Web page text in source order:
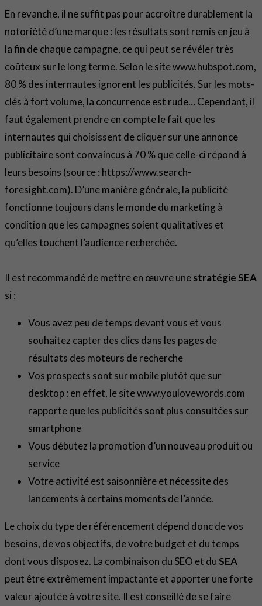
En revanche, il ne suffit pas pour accroître durablement la
notoriété d’une marque : les résultats sont remis en jeu à
la fin de chaque campagne, ce qui peut se révéler très
coûteux sur le long terme. Selon le site www.hubspot.com,
80 % des internautes ignorent les publicités. Sur les mots-
clés à fort volume, la concurrence est rude… Cependant, il
faut également prendre en compte le fait que les
internautes qui choisissent de cliquer sur une annonce
publicitaire sont convaincus à 70 % que celle-ci répond à
leurs besoins (source : https://www.search-
foresight.com). D’une manière générale, la publicité
fonctionne toujours dans le monde du marketing à
condition que les campagnes soient qualitatives et
qu’elles touchent l’audience recherchée.
Il est recommandé de mettre en œuvre unestratégie SEA
si :
Vous avez peu de temps devant vous et vous
souhaitez capter des clics dans les pages de
résultats des moteurs de recherche
Vos prospects sont sur mobile plutôt que sur
desktop : en effet, le site www.youlovewords.com
rapporte que les publicités sont plus consultées sur
smartphone
Vous débutez la promotion d’un nouveau produit ou
service
Votre activité est saisonnière et nécessite des
lancements à certains moments de l’année.
Le choix du type de référencement dépend donc de vos
besoins, de vos objectifs, de votre budget et du temps
dont vous disposez. La combinaison du SEO et duSEA
peut être extrêmement impactante et apporter une forte
valeur ajoutée à votre site. Il est conseillé de se faire